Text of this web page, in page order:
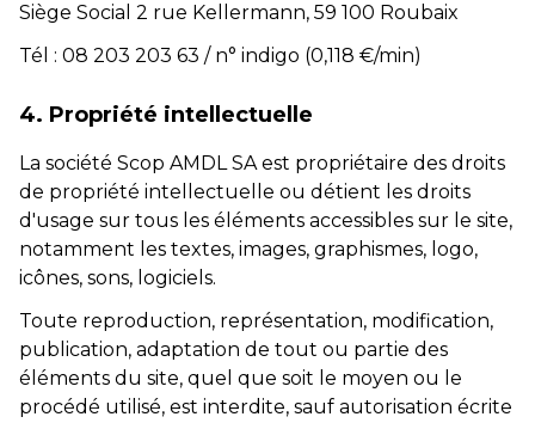
Siège Social 2 rue Kellermann, 59 100 Roubaix
Tél : 08 203 203 63 / n° indigo (0,118 €/min)
4. Propriété intellectuelle
La société Scop AMDL SA est propriétaire des droits
de propriété intellectuelle ou détient les droits
d'usage sur tous les éléments accessibles sur le site,
notamment les textes, images, graphismes, logo,
icônes, sons, logiciels.
Toute reproduction, représentation, modification,
publication, adaptation de tout ou partie des
éléments du site, quel que soit le moyen ou le
procédé utilisé, est interdite, sauf autorisation écrite